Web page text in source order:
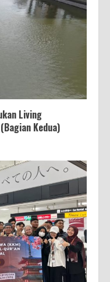
Living
Kedua)